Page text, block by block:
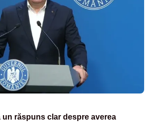
un răspuns clar despre averea